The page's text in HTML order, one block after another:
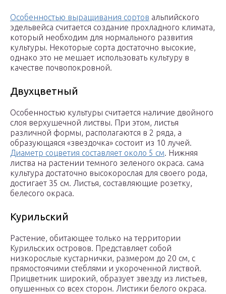
Особенностью выращивания сортов альпийского
эдельвейса считается создание прохладного климата,
который необходим для нормального развития
культуры. Некоторые сорта достаточно высокие,
однако это не мешает использовать культуру в
качестве почвопокровной.
Двухцветный
Особенностью культуры считается наличие двойного
слоя верхушечной листвы. При этом, листья
различной формы, располагаются в 2 ряда, а
образующаяся «звездочка» состоит из 10 лучей.
Диаметр соцветия составляет около 5 см. Нижняя
листва на растении темного зеленого окраса. сама
культура достаточно высокорослая для своего рода,
достигает 35 см. Листья, составляющие розетку,
белесого окраса.
Курильский
Растение, обитающее только на территории
Курильских островов. Представляет собой
низкорослые кустарнички, размером до 20 см, с
прямостоячими стеблями и укороченной листвой.
Прицветник широкий, образует звезду из листьев,
опушенных со всех сторон. Листики белого окраса.